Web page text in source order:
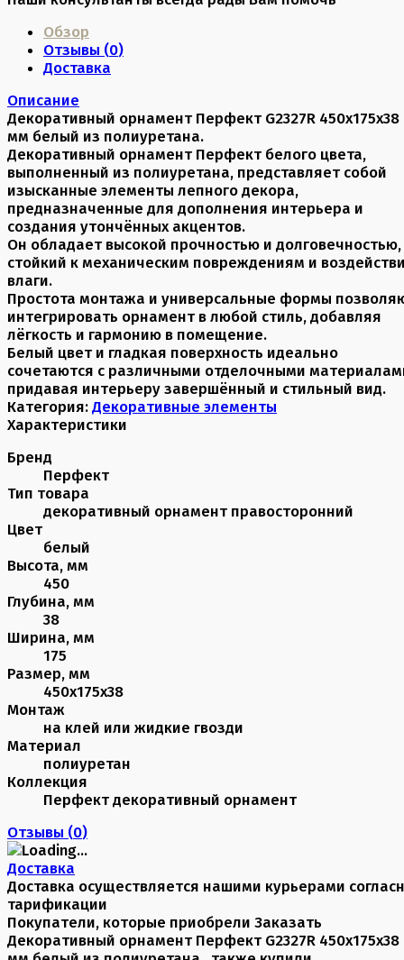
Обзор
Отзывы (0)
Доставка
Описание
Декоративный орнамент Перфект G2327R 450х175х38
мм белый из полиуретана.
Декоративный орнамент Перфект белого цвета,
выполненный из полиуретана, представляет собой
изысканные элементы лепного декора,
предназначенные для дополнения интерьера и
создания утончённых акцентов.
Он обладает высокой прочностью и долговечностью,
стойкий к механическим повреждениям и
влаги.
Простота монтажа и универсальные формы
интегрировать орнамент в любой стиль, добавляя
лёгкость и гармонию в помещение.
Белый цвет и гладкая поверхность идеально
сочетаются с различными отделочными
придавая интерьеру завершённый и стильный вид.
Категория: Декоративные элементы
Характеристики
Бренд
Перфект
Тип товара
декоративный орнамент правосторонний
Цвет
белый
Высота, мм
450
Глубина, мм
38
Ширина, мм
175
Размер, мм
450х175х38
Монтаж
на клей или жидкие гвозди
Материал
полиуретан
Коллекция
Перфект декоративный орнамент
Отзывы (0)
Доставка
Доставка осуществляется нашими курьерами
тарификации
Покупатели, которые приобрели Заказать
Декоративный орнамент Перфект G2327R 450х175х38